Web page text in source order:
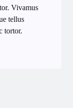
Vivamus
tellus
tortor.